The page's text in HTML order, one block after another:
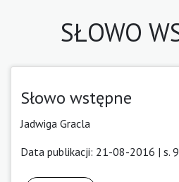
SŁOWO
Słowo wstępne
Jadwiga Gracla
Data publikacji: 21-08-2016 | s.